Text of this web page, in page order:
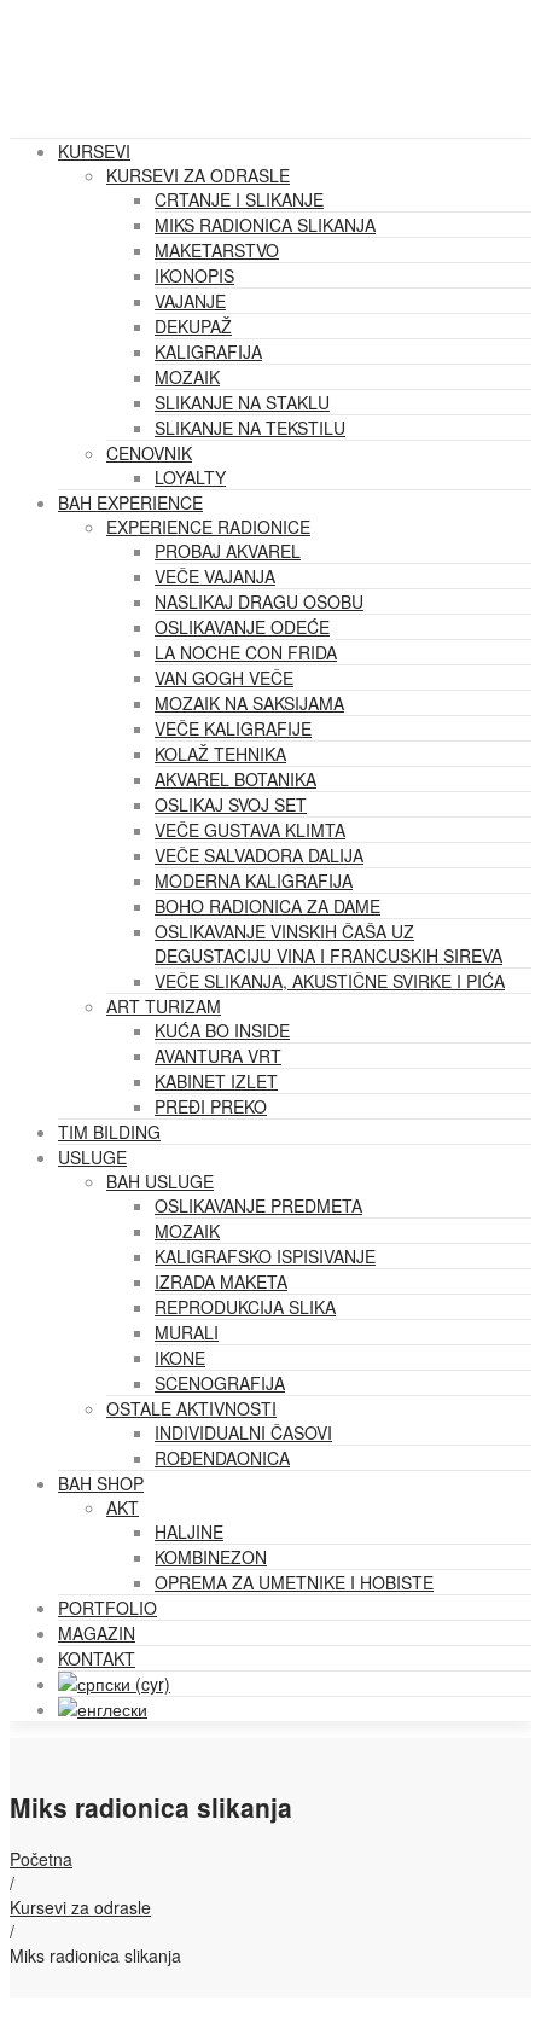
KURSEVI
KURSEVI ZA ODRASLE
CRTANJE I SLIKANJE
MIKS RADIONICA SLIKANJA
MAKETARSTVO
IKONOPIS
VAJANJE
DEKUPAŽ
KALIGRAFIJA
MOZAIK
SLIKANJE NA STAKLU
SLIKANJE NA TEKSTILU
CENOVNIK
LOYALTY
BAH EXPERIENCE
EXPERIENCE RADIONICE
PROBAJ AKVAREL
VEČE VAJANJA
NASLIKAJ DRAGU OSOBU
OSLIKAVANJE ODEĆE
LA NOCHE CON FRIDA
VAN GOGH VEČE
MOZAIK NA SAKSIJAMA
VEČE KALIGRAFIJE
KOLAŽ TEHNIKA
AKVAREL BOTANIKA
OSLIKAJ SVOJ SET
VEČE GUSTAVA KLIMTA
VEČE SALVADORA DALIJA
MODERNA KALIGRAFIJA
BOHO RADIONICA ZA DAME
OSLIKAVANJE VINSKIH ČAŠA UZ
DEGUSTACIJU VINA I FRANCUSKIH SIREVA
VEČE SLIKANJA, AKUSTIČNE SVIRKE I PIĆA
ART TURIZAM
KUĆA BO INSIDE
AVANTURA VRT
KABINET IZLET
PREĐI PREKO
TIM BILDING
USLUGE
BAH USLUGE
OSLIKAVANJE PREDMETA
MOZAIK
KALIGRAFSKO ISPISIVANJE
IZRADA MAKETA
REPRODUKCIJA SLIKA
MURALI
IKONE
SCENOGRAFIJA
OSTALE AKTIVNOSTI
INDIVIDUALNI ČASOVI
ROĐENDAONICA
BAH SHOP
AKT
HALJINE
KOMBINEZON
OPREMA ZA UMETNIKE I HOBISTE
PORTFOLIO
MAGAZIN
KONTAKT
Miks radionica slikanja
Početna
/
Kursevi za odrasle
/
Miks radionica slikanja